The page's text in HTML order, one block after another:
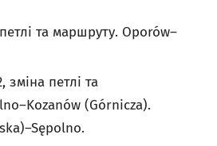
та маршруту. Oporów–
зміна петлі та
(Górnicza).